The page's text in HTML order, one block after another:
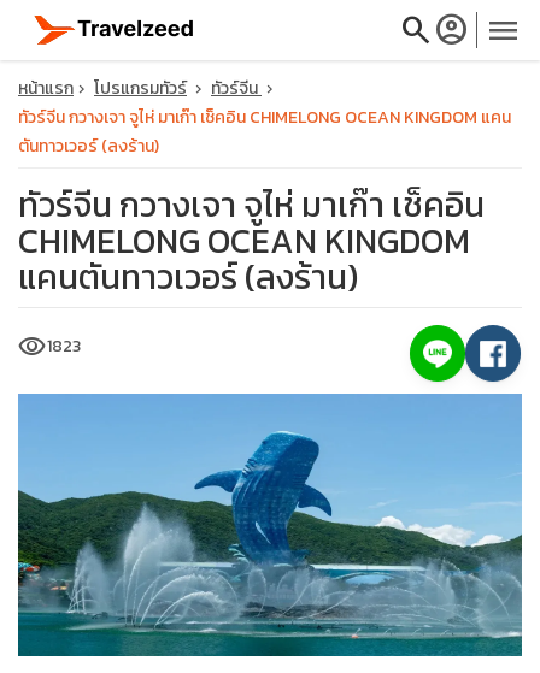
searchaccount_circle menu
close
travel_explore
calendar_month
หน้าแรก โปรแกรมทัวร์
ทัวร์จีน
ทัวร์จีน กวางเจา จูไห่ มาเก๊า เช็คอิน CHIMELONG OCEAN KINGDOM แคน
ตันทาวเวอร์ (ลงร้าน)
ทัวร์จีน กวางเจา จูไห่ มาเก๊า เช็คอิน
CHIMELONG OCEAN KINGDOM
แคนตันทาวเวอร์ (ลงร้าน)
visibility1823